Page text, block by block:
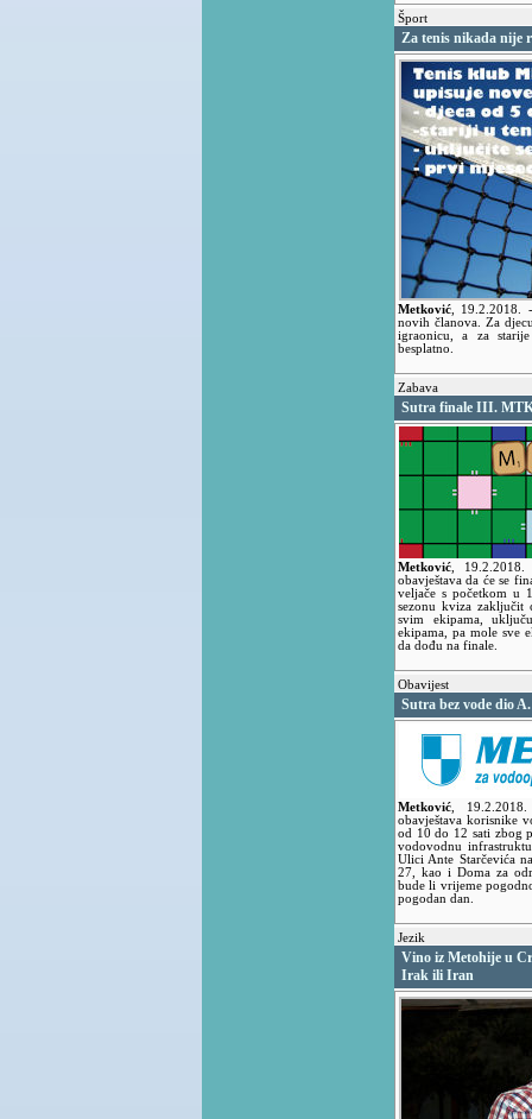
Šport
Za tenis nikada nije
Metković 19.2.2018.
novih članova. Za
igraonicu, a za
besplatno.
Zabava
Sutra finale III.
Metković
obavještava da će se
veljače s početkom u
sezonu kviza zaključit
svim ekipama,
ekipama, pa mole sve
da dođu na finale.
Obavijest
Sutra bez vode dio
Metković
obavještava korisnike
od 10 do 12 sati zbog
vodovodnu
Ulici Ante Starčevića
27, kao i Doma za
bude li vrijeme
pogodan dan.
Jezik
Vino iz Metohije u
Irak ili Iran